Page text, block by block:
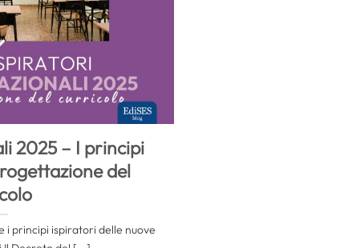
2025 – I principi
del
i principi ispiratori delle nuove